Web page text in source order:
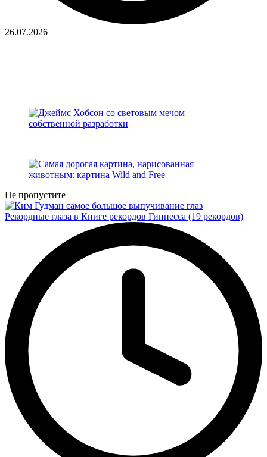
26.07.2026
Не пропустите
Рекордные глаза в Книге рекордов Гиннесса (19 рекордов)